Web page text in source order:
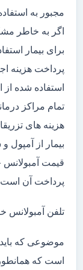
مجبور به
اگر به خاطر
برای بیمار
پرداخت هزینه
استفاده شده
تمام مراکز
هزینه های
بیمار از آمپول
قیمت
پرداخت آن
تلفن
موضوعی که
است که